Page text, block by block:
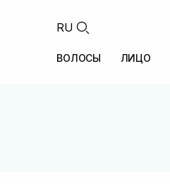
RU
ВОЛОСЫ ЛИЦО